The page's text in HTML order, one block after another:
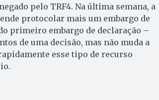
pelo TRF4. Na última semana, a
protocolar mais um embargo de
primeiro embargo de declaração –
de uma decisão, mas não muda a
esse tipo de recurso